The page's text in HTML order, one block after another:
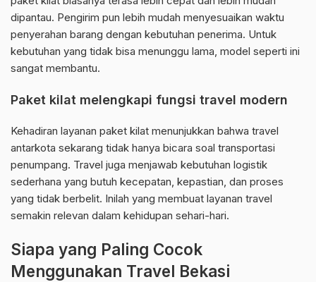
dipantau. Pengirim pun lebih mudah menyesuaikan waktu
penyerahan barang dengan kebutuhan penerima. Untuk
kebutuhan yang tidak bisa menunggu lama, model seperti ini
sangat membantu.
Paket kilat melengkapi fungsi travel modern
Kehadiran layanan paket kilat menunjukkan bahwa travel
antarkota sekarang tidak hanya bicara soal transportasi
penumpang. Travel juga menjawab kebutuhan logistik
sederhana yang butuh kecepatan, kepastian, dan proses
yang tidak berbelit. Inilah yang membuat layanan travel
semakin relevan dalam kehidupan sehari-hari.
Siapa yang Paling Cocok
Menggunakan Travel Bekasi